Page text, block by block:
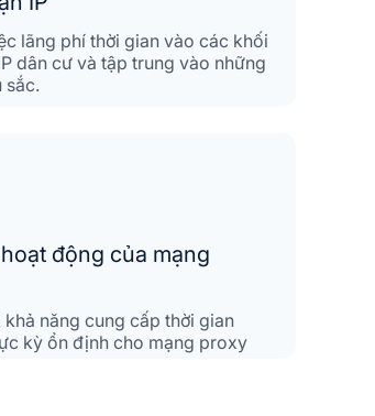
lãng phí thời gian vào các khối
dân cư và tập trung vào những
sắc.
động của mạng
năng cung cấp thời gian
kỳ ổn định cho mạng proxy